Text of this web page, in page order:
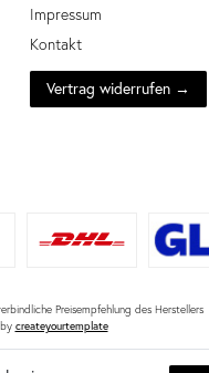
Impressum
Kontakt
Vertrag widerrufen →
Preisempfehlung des Herstellers
createyourtemplate